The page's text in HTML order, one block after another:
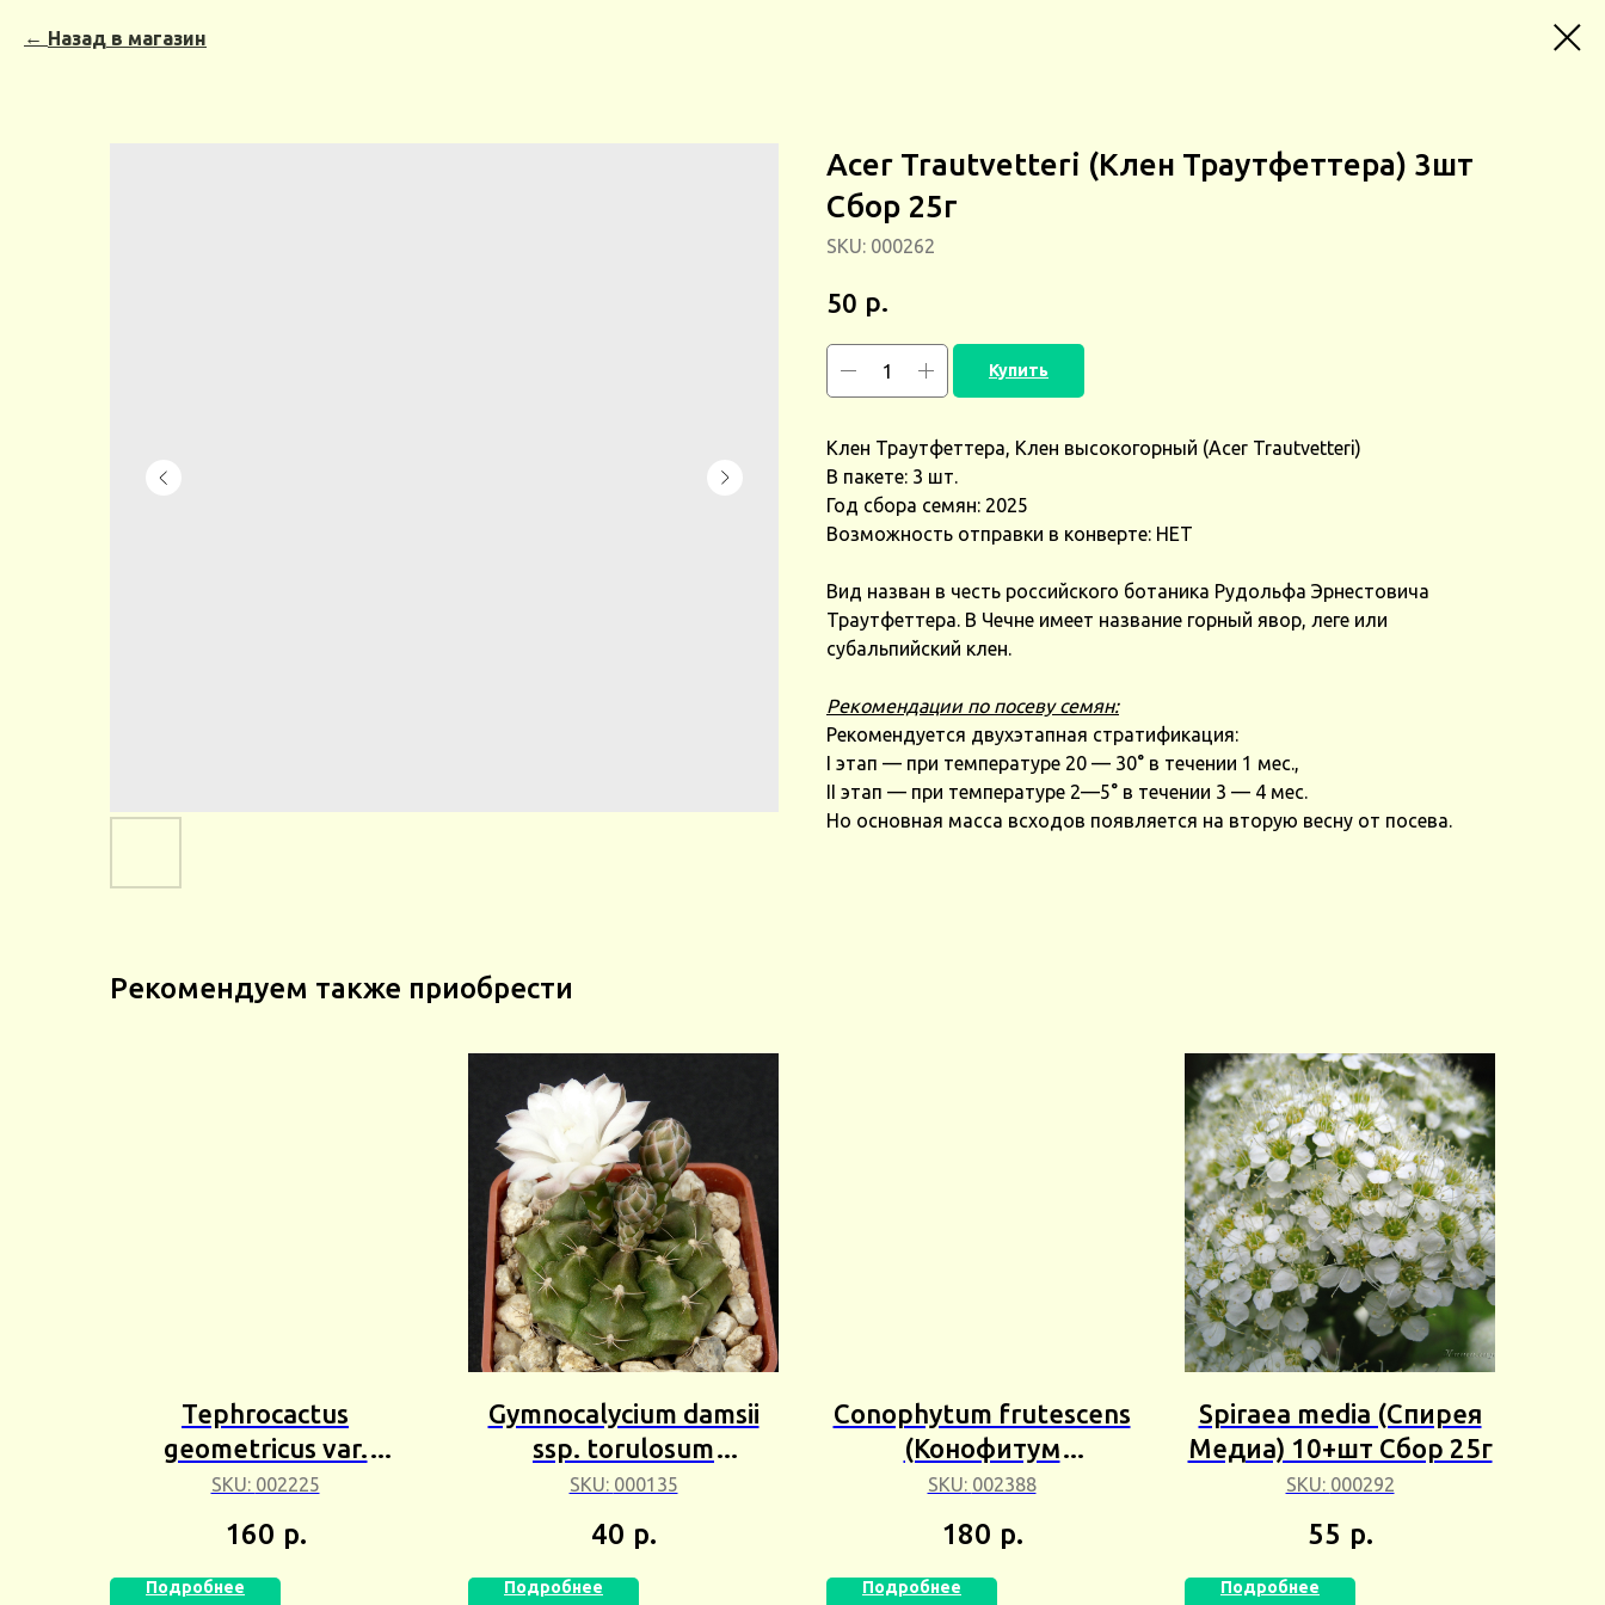
Назад в магазин
Acer Trautvetteri (Клен Траутфеттера) 3шт
Сбор 25г
SKU: 000262
50 р.
Купить
Клен Траутфеттера, Клен высокогорный (Acer Trautvetteri)
В пакете: 3 шт.
Год сбора семян: 2025
Возможность отправки в конверте: НЕТ
Вид назван в честь российского ботаника Рудольфа Эрнестовича
Траутфеттера. В Чечне имеет название горный явор, леге или
субальпийский клен.
Рекомендации по посеву семян:
Рекомендуется двухэтапная стратификация:
I этап — при температуре 20 — 30° в течении 1 мес.,
II этап — при температуре 2—5° в течении 3 — 4 мес.
Но основная масса всходов появляется на вторую весну от посева.
Рекомендуем также приобрести
Tephrocactus
geometricus var.
fiambalensis
(Тефрокактус
Геометрикус
Фиамбаленсис) 1шт
SKU: 002225
160 р.
Подробнее
Gymnocalycium damsii
ssp. torulosum
(Гимнокалициум Дамса
торулозум) 3+шт Сбор
25г
SKU: 000135
40 р.
Подробнее
Conophytum frutescens
(Конофитум
Фрутесенсис) 3+шт
Сбор 25г
SKU: 002388
180 р.
Подробнее
Spiraea media (Спирея
Медиа) 10+шт Сбор 25г
SKU: 000292
55 р.
Подробнее